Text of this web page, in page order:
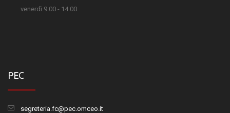
venerdì 9.00 - 14.00
PEC
segreteria.fc@pec.omceo.it